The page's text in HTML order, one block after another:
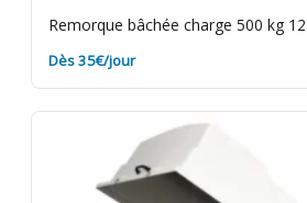
Remorque bâchée charge 500 kg
Dès 35€/jour